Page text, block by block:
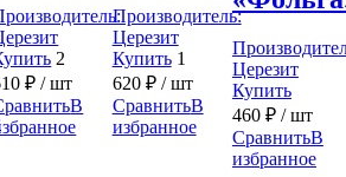
2
₽ / шт
В
Производитель:
Церезит
Купить 1
620 ₽/ шт
СравнитьВ
избранное
Церезит
Купить
460 ₽/ шт
СравнитьВ
избранное